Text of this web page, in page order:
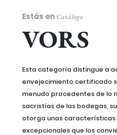
Estás en Catálogo
VORS
Esta categoría distingue a
envejecimiento certificado
menudo procedentes de lo
sacristías de las bodegas,
otorga unas
excepcionales que los